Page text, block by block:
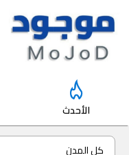
الأحدث